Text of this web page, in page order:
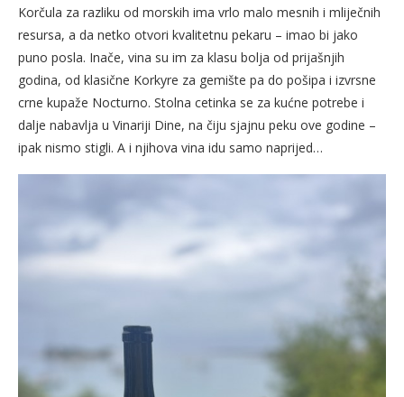
Korčula za razliku od morskih ima vrlo malo mesnih i mliječnih
resursa, a da netko otvori kvalitetnu pekaru – imao bi jako
puno posla. Inače, vina su im za klasu bolja od prijašnjih
godina, od klasične Korkyre za gemište pa do pošipa i izvrsne
crne kupaže Nocturno. Stolna cetinka se za kućne potrebe i
dalje nabavlja u Vinariji Dine, na čiju sjajnu peku ove godine –
ipak nismo stigli. A i njihova vina idu samo naprijed…